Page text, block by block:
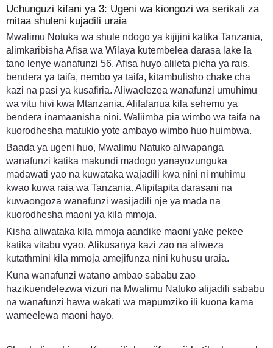
Uchunguzi kifani ya 3: Ugeni wa kiongozi wa serikali za
mitaa shuleni kujadili uraia
Mwalimu Notuka wa shule ndogo ya kijijini katika Tanzania,
alimkaribisha Afisa wa Wilaya kutembelea darasa lake la
tano lenye wanafunzi 56. Afisa huyo alileta picha ya rais,
bendera ya taifa, nembo ya taifa, kitambulisho chake cha
kazi na pasi ya kusafiria. Aliwaelezea wanafunzi umuhimu
wa vitu hivi kwa Mtanzania. Alifafanua kila sehemu ya
bendera inamaanisha nini. Waliimba pia wimbo wa taifa na
kuorodhesha matukio yote ambayo wimbo huo huimbwa.
Baada ya ugeni huo, Mwalimu Natuko aliwapanga
wanafunzi katika makundi madogo yanayozunguka
madawati yao na kuwataka wajadili kwa nini ni muhimu
kwao kuwa raia wa Tanzania. Alipitapita darasani na
kuwaongoza wanafunzi wasijadili nje ya mada na
kuorodhesha maoni ya kila mmoja.
Kisha aliwataka kila mmoja aandike maoni yake pekee
katika vitabu vyao. Alikusanya kazi zao na aliweza
kutathmini kila mmoja amejifunza nini kuhusu uraia.
Kuna wanafunzi watano ambao sababu zao
hazikuendelezwa vizuri na Mwalimu Natuko alijadili sababu
na wanafunzi hawa wakati wa mapumziko ili kuona kama
wameelewa maoni hayo.